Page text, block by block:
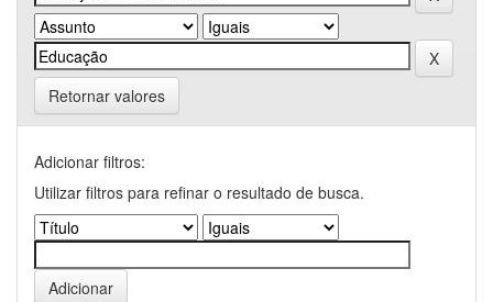
Retornar valores
Adicionar filtros:
Utilizar filtros para refinar o resultado de busca.